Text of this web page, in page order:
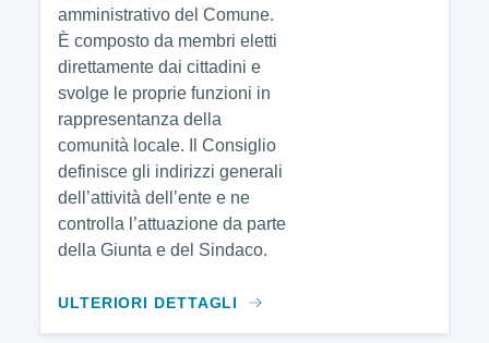
amministrativo del Comune.
È composto da membri eletti
direttamente dai cittadini e
svolge le proprie funzioni in
rappresentanza della
comunità locale. Il Consiglio
definisce gli indirizzi generali
dell’attività dell’ente e ne
controlla l’attuazione da parte
della Giunta e del Sindaco.
ULTERIORI DETTAGLI